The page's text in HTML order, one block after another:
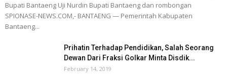
Bupati Bantaeng Uji Nurdin Bupati Bantaeng dan rombongan
SPIONASE-NEWS.COM,- BANTAENG — Pemerintah Kabupaten
Bantaeng...
Prihatin Terhadap Pendidikan, Salah Seorang
Dewan Dari Fraksi Golkar Minta Disdik...
February 14, 2019